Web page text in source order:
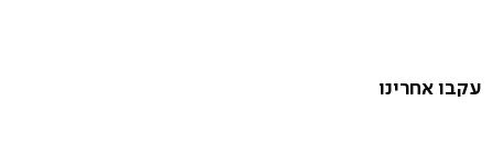
עקבו אחרינו